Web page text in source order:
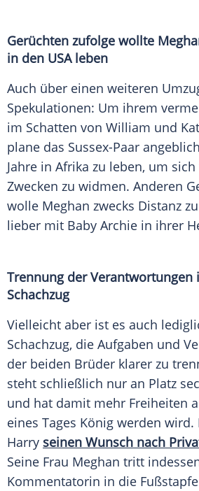
Gerüchten zufolge wollte
in den USA leben
Auch über einen weiteren
Spekulationen: Um ihrem
im Schatten von William und
plane das Sussex-Paar
Jahre in Afrika zu leben, um
Zwecken zu widmen. Anderen
wolle Meghan zwecks Distanz
lieber mit Baby Archie in ihrer
Trennung der Verantwortungen
Schachzug
Vielleicht aber ist es auch
Schachzug, die Aufgaben und
der beiden Brüder klarer zu
steht schließlich nur an Platz
und hat damit mehr Freiheiten
eines Tages König werden
Harry seinen Wunsch nach
Seine Frau Meghan tritt
Kommentatorin in die